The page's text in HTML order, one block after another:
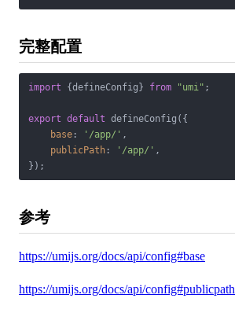
完整配置
import {defineConfig} from "umi" ;
export default defineConfig({
base : '/app/' ,
publicPath : '/app/' ,
参考
https://umijs.org/docs/api/config#base
https://umijs.org/docs/api/config#publicpath